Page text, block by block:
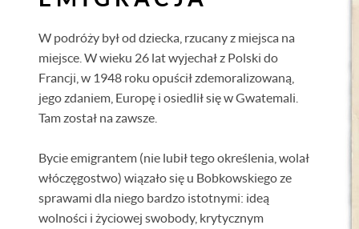
W podróży był od dziecka, rzucany z miejsca na
miejsce. W wieku 26 lat wyjechał z Polski do
Francji, w 1948 roku opuścił zdemoralizowaną,
jego zdaniem, Europę i osiedlił się w Gwatemali.
Tam został na zawsze.
Bycie emigrantem (nie lubił tego określenia, wolał
włóczęgostwo) wiązało się u Bobkowskiego ze
sprawami dla niego bardzo istotnymi: ideą
wolności i życiowej swobody, krytycznym